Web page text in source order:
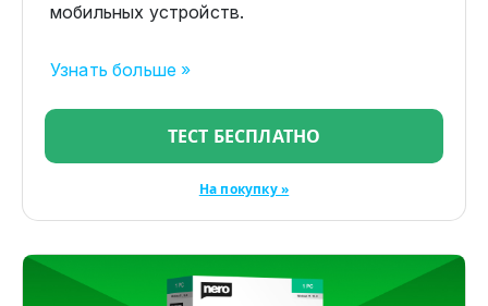
мобильных устройств.
Узнать больше »
ТЕСТ БЕСПЛАТНО
На покупку »